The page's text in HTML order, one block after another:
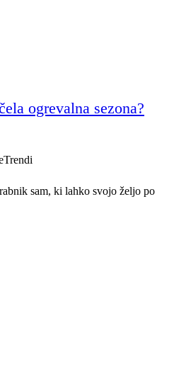
ogrevalna sezona?
Trendi
sam, ki lahko svojo željo po